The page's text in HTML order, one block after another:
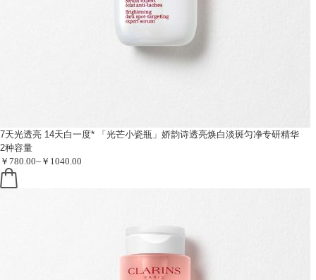
7天光透亮 14天白一度*
「光芒小瓷瓶」娇韵诗透亮焕白淡斑匀净专研精华
2种容量
￥780.00~￥1040.00